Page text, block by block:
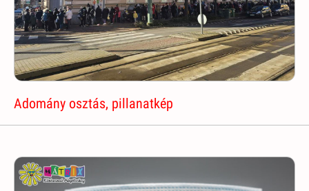
Adomány osztás, pillanatkép